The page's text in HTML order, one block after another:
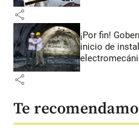
share
¡Por fin!
inicio de
share
Te